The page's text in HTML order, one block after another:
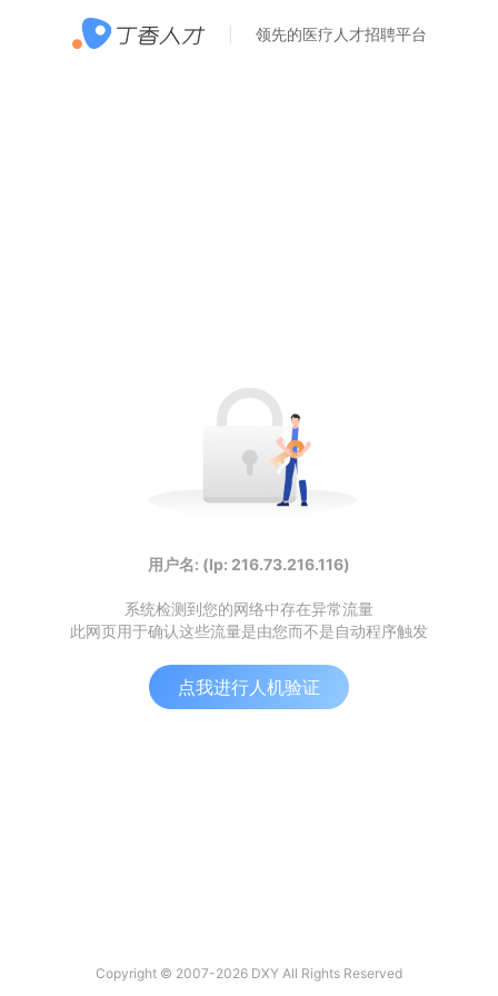
领先的医疗人才招聘平台
用户名: (Ip: 216.73.216.116)
系统检测到您的网络中存在异常流量
此网页用于确认这些流量是由您而不是自动程序触发
点我进行人机验证
Copyright © 2007-2026 DXY All Rights Reserved